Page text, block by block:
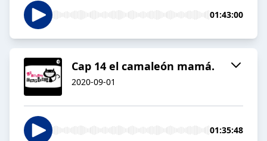
01:43:00
Cap 14 el camaleón mamá.
2020-09-01
01:35:48